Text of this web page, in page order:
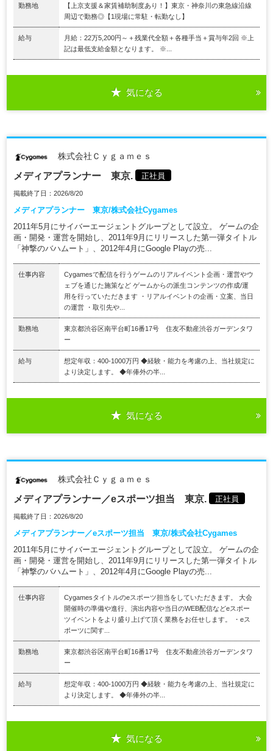
勤務地
【上京支援＆家賃補助制度あり！】東京・神奈川の東急線沿線
周辺で勤務◎【1現場に常駐・転勤なし】
給与
月給：22万5,200円～＋残業代全額＋各種手当＋賞与年2回 ※上
記は最低支給金額となります。 ※...
気になる
株式会社Ｃｙｇａｍｅｓ
メディアプランナー 東京. 正社員
掲載終了日：2026/8/20
メディアプランナー 東京/株式会社Cygames
2011年5月にサイバーエージェントグループとして設立。 ゲームの企
画・開発・運営を開始し、2011年9月にリリースした第一弾タイトル
「神撃のバハムート」、2012年4月にGoogle Playの売...
仕事内容
Cygamesで配信を行うゲームのリアルイベント企画・運営やウ
ェブを通じた施策など ゲームからの派生コンテンツの作成/運
用を行っていただきます ・リアルイベントの企画・立案、当日
の運営 ・取引先や...
勤務地
東京都渋谷区南平台町16番17号 住友不動産渋谷ガーデンタワ
ー
給与
想定年収：400-1000万円 ◆経験・能力を考慮の上、当社規定に
より決定します。 ◆年俸外の半...
気になる
株式会社Ｃｙｇａｍｅｓ
メディアプランナー／eスポーツ担当 東京. 正社員
掲載終了日：2026/8/20
メディアプランナー／eスポーツ担当 東京/株式会社Cygames
2011年5月にサイバーエージェントグループとして設立。 ゲームの企
画・開発・運営を開始し、2011年9月にリリースした第一弾タイトル
「神撃のバハムート」、2012年4月にGoogle Playの売...
仕事内容
Cygamesタイトルのeスポーツ担当をしていただきます。 大会
開催時の準備や進行、演出内容や当日のWEB配信などeスポー
ツイベントをより盛り上げて頂く業務をお任せします。 ・eス
ポーツに関す...
勤務地
東京都渋谷区南平台町16番17号 住友不動産渋谷ガーデンタワ
ー
給与
想定年収：400-1000万円 ◆経験・能力を考慮の上、当社規定に
より決定します。 ◆年俸外の半...
気になる